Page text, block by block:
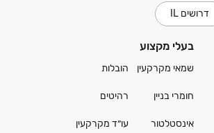
בעלי מקצוע
שמאי מקרקעין
חומרי בניין
אינסטלטור
הובלות
רהיטים
עו״ד מקרקעין
דרושים IL